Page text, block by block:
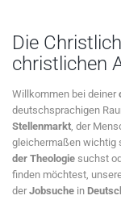
Die
christlichen
Willkommen bei deiner
deutschsprachigen
Stellenmarkt , der
gleichermaßen wichtig
der Theologie suchst
finden möchtest,
derJobsuche in